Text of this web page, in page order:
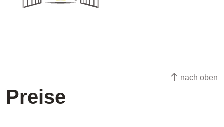
nach oben
Preise